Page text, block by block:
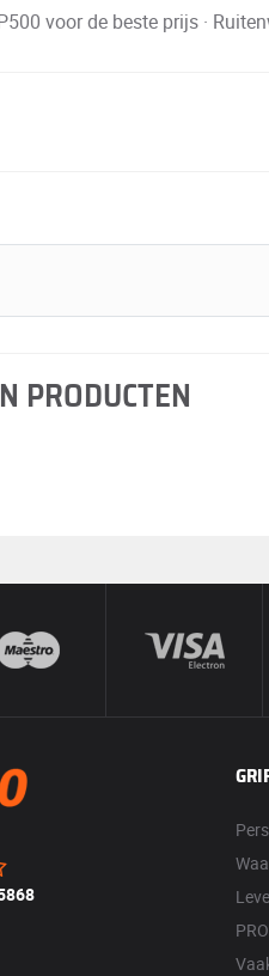
voor de beste prijs ·
PRODUCTEN